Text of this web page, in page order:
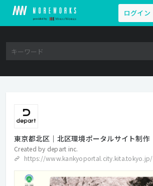
ログイン
東京都北区｜北区環境ポータルサイト制作
Created by depart inc.
https://www.kankyoportal.city.kita.tokyo.jp/